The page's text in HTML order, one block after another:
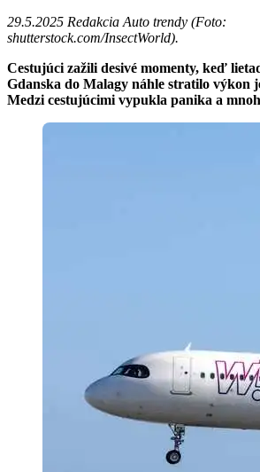
29.5.2025 Redakcia Auto trendy (Foto:
shutterstock.com/InsectWorld).
Cestujúci zažili desivé momenty, keď
Gdanska do Malagy náhle stratilo výkon
Medzi cestujúcimi vypukla panika a